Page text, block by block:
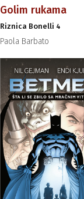
Golim rukama
Riznica Bonelli 4
Paola Barbato